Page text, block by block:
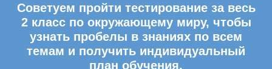
Советуем пройти тестирование за весь
2 класс по окружающему миру, чтобы
узнать пробелы в знаниях по всем
темам и получить индивидуальный
план обучения.